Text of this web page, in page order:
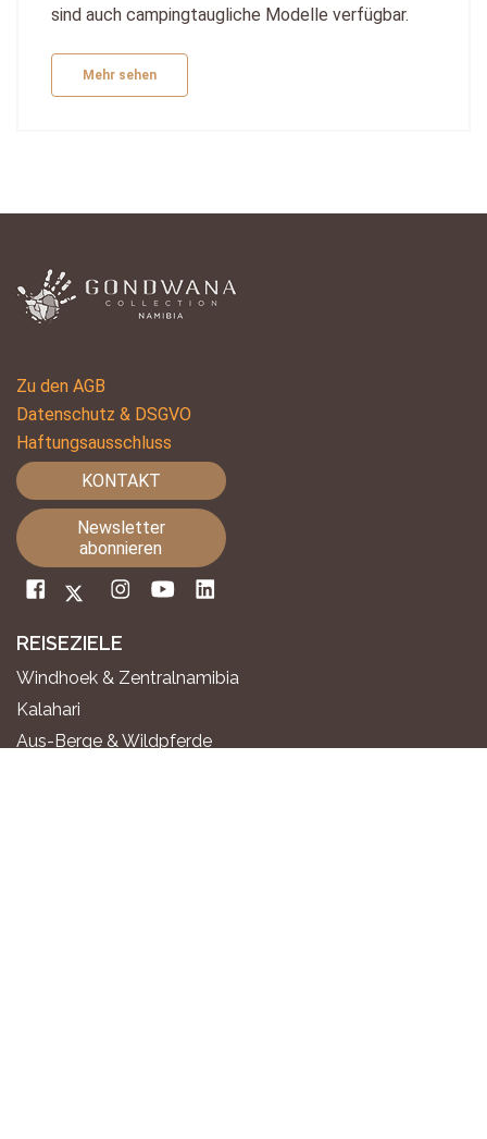
sind auch campingtaugliche Modelle verfügbar.
Mehr sehen
Zu den AGB
Datenschutz & DSGVO
Haftungsausschluss
KONTAKT
Newsletter
abonnieren
REISEZIELE
Windhoek & Zentralnamibia
Kalahari
Aus-Berge & Wildpferde